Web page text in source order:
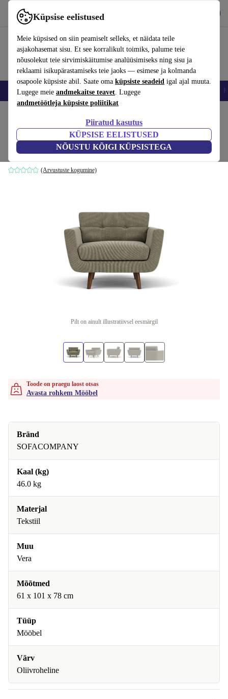
Küpsise eelistused
Meie küpsised on siin peamiselt selleks, et näidata teile
asjakohasemat sisu. Et see korralikult toimiks, palume teie
nõusolekut teie sirvimiskäitumise analüüsimiseks ning sisu ja
reklaami isikupärastamiseks teie jaoks — esimese ja kolmanda
osapoole küpsiste abil. Saate oma küpsiste seadeid igal ajal muuta.
Lugege meie andmekaitse teavet. Lugege
andmetöötleja küpsiste poliitikat
Piiratud kasutus
KÜPSISE EELISTUSED
NÕUSTU KÕIGI KÜPSISTEGA
Kasuta rakendust refurbed kiirelt ja lihtsalt
Nutitelefoni Sülearvutid Tahvelarvutid Nutikellad
Vera tugitool Free Sage
olive_green
(Arvustuste kogumine)
Pilt on ainult illustratiivsel eesmärgil
Toode on praegu laost otsas
Avasta rohkem Mööbel
Bränd
SOFACOMPANY
Kaal (kg)
46.0 kg
Materjal
Tekstiil
Muu
Vera
Mõõtmed
61 x 101 x 78 cm
Tüüp
Mööbel
Värv
Oliivroheline